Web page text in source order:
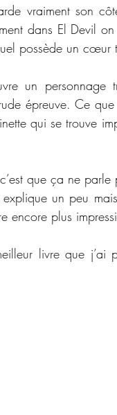
vraiment son
dans El Devil
possède un cœur
un
épreuve. Ce que
qui se trouve
que ça ne
un peu
encore plus
livre que j’ai